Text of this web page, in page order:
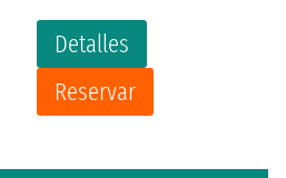
Detalles
Reservar